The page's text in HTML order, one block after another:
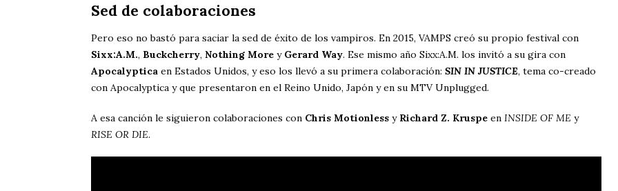
Sed de colaboraciones
Pero eso no bastó para saciar la sed de éxito de los vampiros. En 2015, VAMPS creó su propio festival con
Sixx:A.M., Buckcherry, Nothing More y Gerard Way. Ese mismo año Sixx:A.M. los invitó a su gira con
Apocalyptica en Estados Unidos, y eso los llevó a su primera colaboración: SIN IN JUSTICE, tema co-creado
con Apocalyptica y que presentaron en el Reino Unido, Japón y en su MTV Unplugged.
A esa canción le siguieron colaboraciones con Chris Motionless y Richard Z. Kruspe en INSIDE OF ME y
RISE OR DIE.